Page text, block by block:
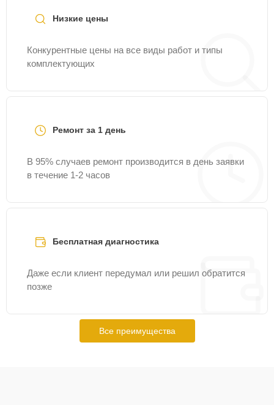
Низкие цены
Конкурентные цены на все виды работ и типы
комплектующих
Ремонт за 1 день
В 95% случаев ремонт производится в день заявки
в течение 1-2 часов
Бесплатная диагностика
Даже если клиент передумал или решил обратится
позже
Все преимущества